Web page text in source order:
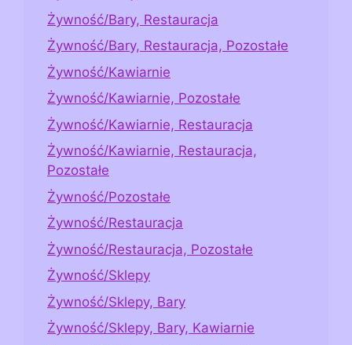
Żywność/Bary, Restauracja
Żywność/Bary, Restauracja, Pozostałe
Żywność/Kawiarnie
Żywność/Kawiarnie, Pozostałe
Żywność/Kawiarnie, Restauracja
Żywność/Kawiarnie, Restauracja,
Pozostałe
Żywność/Pozostałe
Żywność/Restauracja
Żywność/Restauracja, Pozostałe
Żywność/Sklepy
Żywność/Sklepy, Bary
Żywność/Sklepy, Bary, Kawiarnie